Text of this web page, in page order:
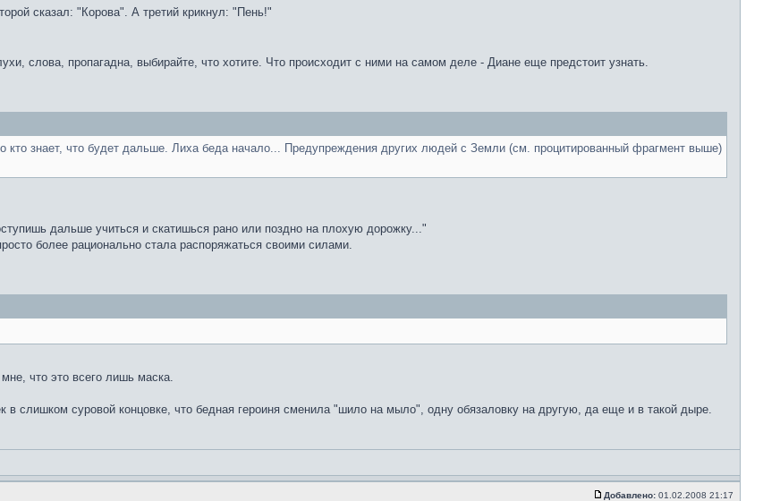
сказал: "Корова". А третий крикнул: "Пень!"
слова, пропагадна, выбирайте, что хотите. Что происходит с ними на самом деле - Диане еще предстоит узнать.
кто знает, что будет дальше. Лиха беда начало... Предупреждения других людей с Земли (см. процитированный фрагмент выше)
дальше учиться и скатишься рано или поздно на плохую дорожку..."
более рационально стала распоряжаться своими силами.
что это всего лишь маска.
слишком суровой концовке, что бедная героиня сменила "шило на мыло", одну обязаловку на другую, да еще и в такой дыре.
Добавлено: 01.02.2008 21:17